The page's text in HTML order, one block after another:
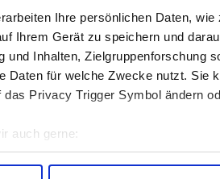
Ihre persönlichen Daten,
Ihrem Gerät zu speichern und
und Inhalten, Zielgruppenforschung
Daten für welche Zwecke nutzt. Sie
Privacy Trigger Symbol ändern
auch gerne:
Lage erfassen, welche bis